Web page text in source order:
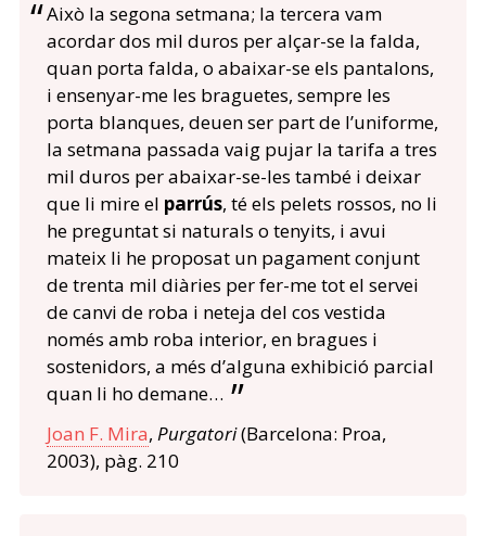
Això la segona setmana; la tercera vam
acordar dos mil duros per alçar-se la falda,
quan porta falda, o abaixar-se els pantalons,
i ensenyar-me les braguetes, sempre les
porta blanques, deuen ser part de l’uniforme,
la setmana passada vaig pujar la tarifa a tres
mil duros per abaixar-se-les també i deixar
que li mire el parrús, té els pelets rossos, no li
he preguntat si naturals o tenyits, i avui
mateix li he proposat un pagament conjunt
de trenta mil diàries per fer-me tot el servei
de canvi de roba i neteja del cos vestida
només amb roba interior, en bragues i
sostenidors, a més d’alguna exhibició parcial
quan li ho demane…
Joan F. Mira, Purgatori(Barcelona: Proa,
2003), pàg. 210